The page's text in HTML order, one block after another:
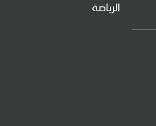
الرياضة